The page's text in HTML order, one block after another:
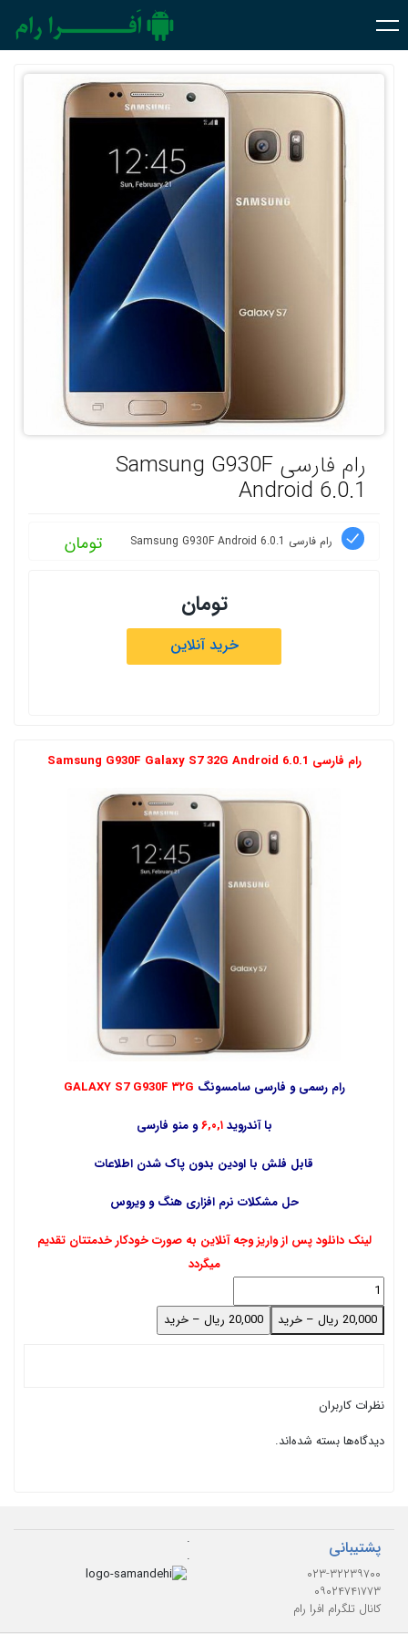
رام فارسی Samsung G930F
Android 6.0.1
رام فارسی Samsung G930F Android 6.0.1 تومان
تومان
خرید آنلاین
رام فارسی Samsung G930F Galaxy S7 32G Android 6.0.1
رام رسمی و فارسی سامسونگ GALAXY S7 G930F ۳۲G
با آندروید۶,۰,۱و منو فارسی
قابل فلش با اودین بدون پاک شدن اطلاعات
حل مشکلات نرم افزاری هنگ و ویروس
لینک دانلود پس از واریز وجه آنلاین به صورت خودکار خدمتتان تقدیم
میگردد
20,000 ریال – خرید
نظرات کاربران
دیدگاه‌ها بسته شده‌اند.
پشتیبانی
۰۲۳-۳۲۲۳۹۷۰۰
۰۹۰۲۴۷۴۱۷۷۳
کانال تلگرام افرا رام
.
.